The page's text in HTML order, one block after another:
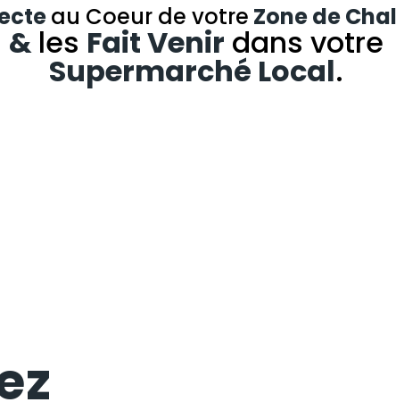
au Coeur de votre Zone de
& les Fait Venir dans votre
Supermarché Local.